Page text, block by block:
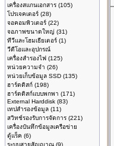
เครื่องสแกนเอกสาร (105)
โปรเจคเตอร์ (28)
จอคอมพิวเตอร์ (22)
จอภาพขนาดใหญ่ (31)
ทีวีและโฮมเธียเตอร์ (1)
วีดีโอและอุปกรณ์
เครื่องสำรองไฟ (125)
หน่วยความจำ (26)
หน่วยเก็บข้อมูล SSD (135)
ฮาร์ดดิสก์ (198)
ฮาร์ดดิสก์แบบพกพา (171)
External Harddisk (83)
เทปสำรองข้อมูล (11)
สวิทช์รองรับการจัดการ (221)
เครื่องบันทึกข้อมูลเครือข่าย
ตู้แร็ค (6)
ระบบสายสัญญาณ (9)